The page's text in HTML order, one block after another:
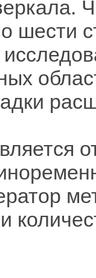
шести